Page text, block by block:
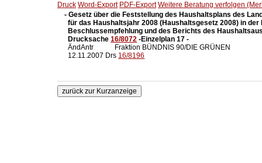
Druck Word-Export PDF-Export Weitere Beratung verfolgen
- Gesetz über die Feststellung des Haushaltsplans des
für das Haushaltsjahr 2008 (Haushaltsgesetz 2008) in
Beschlussempfehlung und des Berichts des
  Drucksache
16/8072 -Einzelplan 17 -
ÄndAntr            Fraktion BÜNDNIS 90/DIE GRÜNEN
  12.11.2007 Drs
16/8196